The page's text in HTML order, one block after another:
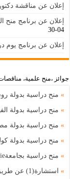
إعلان عن مناقشة
إعلان عن برنامج منح
04-30
إعلان عن برنامج
جوائز ،منح علمية،
» منح دراسية بدولة
» منح دراسية بدولة
» منح دراسية بدولة
» منح دراسية بدولة
» منح دراسية بجامعةInsubrieبإيطاليا.
» استشارة(1) عن طريق الالصاق